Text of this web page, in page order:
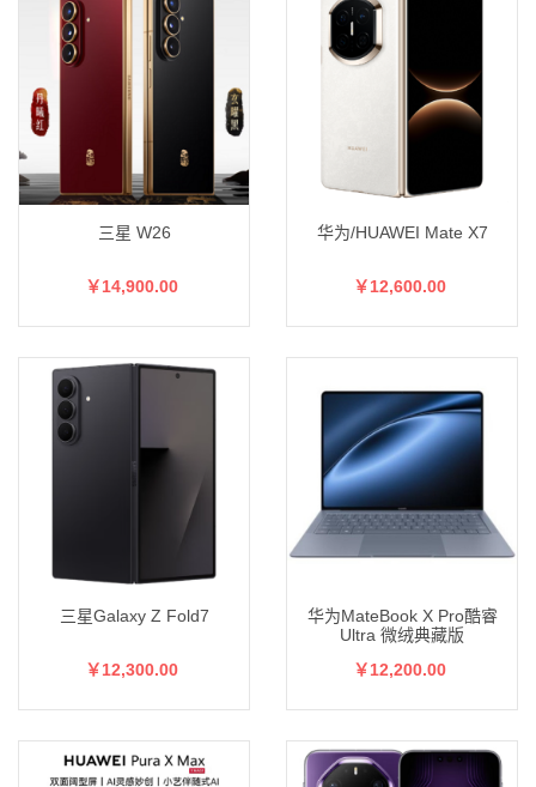
三星 W26
￥14,900.00
华为/HUAWEI Mate X7
￥12,600.00
三星Galaxy Z Fold7
￥12,300.00
华为MateBook X Pro酷睿
Ultra 微绒典藏版
￥12,200.00